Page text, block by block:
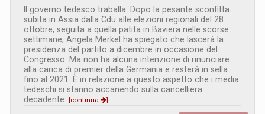
Il governo tedesco traballa. Dopo la pesante sconfitta
subita in Assia dalla Cdu alle elezioni regionali del 28
ottobre, seguita a quella patita in Baviera nelle scorse
settimane, Angela Merkel ha spiegato che lascerà la
presidenza del partito a dicembre in occasione del
Congresso. Ma non ha alcuna intenzione di rinunciare
alla carica di premier della Germania e resterà in sella
fino al 2021. È in relazione a questo aspetto che i media
tedeschi si stanno accanendo sulla cancelliera
decadente. [continua ]